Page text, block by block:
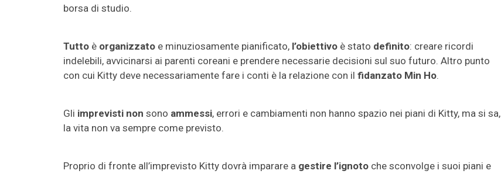
borsa di studio.
Tutto è organizzato e minuziosamente pianificato, l’obiettivo è stato definito: creare ricordi
indelebili, avvicinarsi ai parenti coreani e prendere necessarie decisioni sul suo futuro. Altro punto
con cui Kitty deve necessariamente fare i conti è la relazione con il fidanzato Min Ho.
Gli imprevisti non sono ammessi, errori e cambiamenti non hanno spazio nei piani di Kitty, ma si sa,
la vita non va sempre come previsto.
Proprio di fronte all’imprevisto Kitty dovrà imparare a gestire l’ignoto che sconvolge i suoi piani e